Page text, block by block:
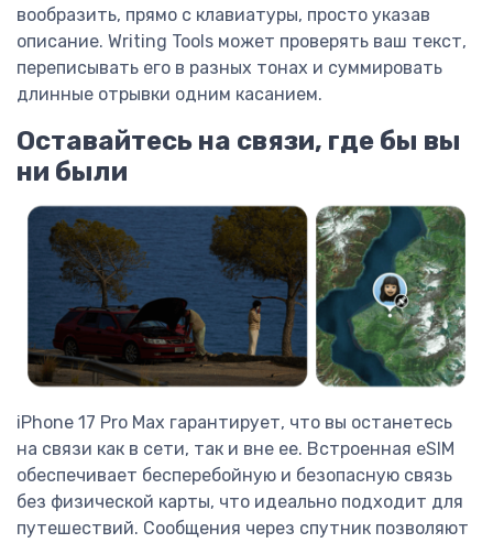
вообразить, прямо с клавиатуры, просто указав
описание. Writing Tools может проверять ваш текст,
переписывать его в разных тонах и суммировать
длинные отрывки одним касанием.
Оставайтесь на связи, где бы вы
ни были
iPhone 17 Pro Max гарантирует, что вы останетесь
на связи как в сети, так и вне ее. Встроенная eSIM
обеспечивает бесперебойную и безопасную связь
без физической карты, что идеально подходит для
путешествий. Сообщения через спутник позволяют